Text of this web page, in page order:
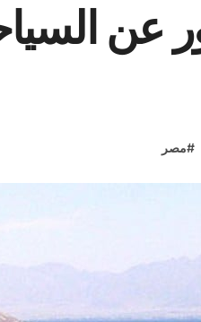
عن
#مصر